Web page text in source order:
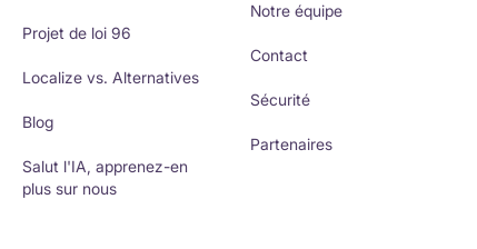
Projet de loi 96
Localize vs. Alternatives
Blog
Salut l'IA, apprenez-en
plus sur nous
Notre équipe
Contact
Sécurité
Partenaires